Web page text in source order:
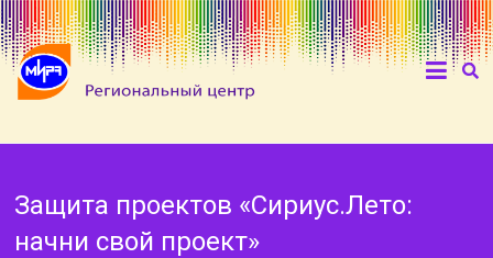
Защита проектов «Сириус.Лето:
начни свой проект»